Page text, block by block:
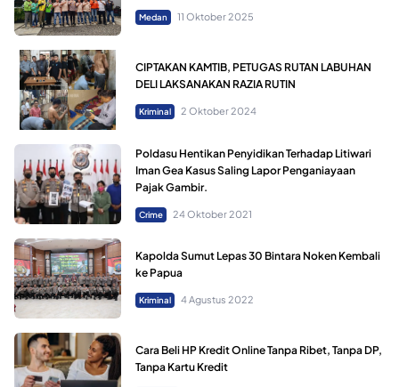
Medan 11 Oktober 2025
CIPTAKAN KAMTIB, PETUGAS RUTAN LABUHAN
DELI LAKSANAKAN RAZIA RUTIN
Kriminal 2 Oktober 2024
Poldasu Hentikan Penyidikan Terhadap Litiwari
Iman Gea Kasus Saling Lapor Penganiayaan
Pajak Gambir.
Crime 24 Oktober 2021
Kapolda Sumut Lepas 30 Bintara Noken Kembali
ke Papua
Kriminal 4 Agustus 2022
Cara Beli HP Kredit Online Tanpa Ribet, Tanpa DP,
Tanpa Kartu Kredit